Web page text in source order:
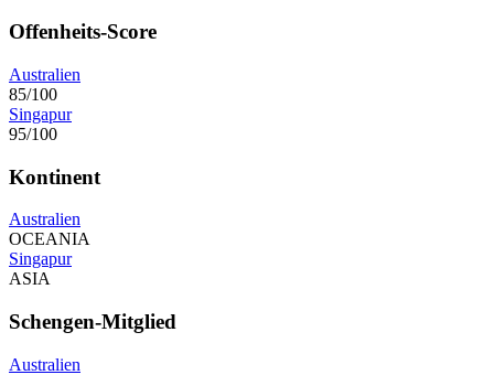
Offenheits-Score
Australien
85/100
Singapur
95/100
Kontinent
Australien
OCEANIA
Singapur
ASIA
Schengen-Mitglied
Australien